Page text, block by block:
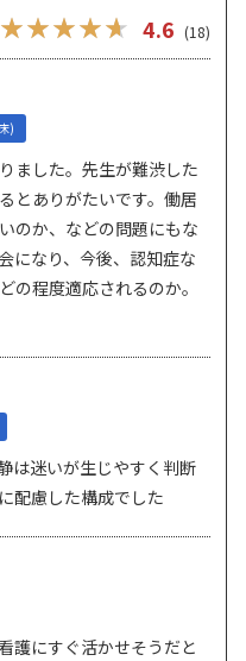
★★★★★
★★★★★ 4.6 (18)
)
ました。先生が難渋した
とありがたいです。働居
のか、などの問題にもな
になり、今後、認知症な
の程度適応されるのか。
は迷いが生じやすく判断
配慮した構成でした
護にすぐ活かせそうだと